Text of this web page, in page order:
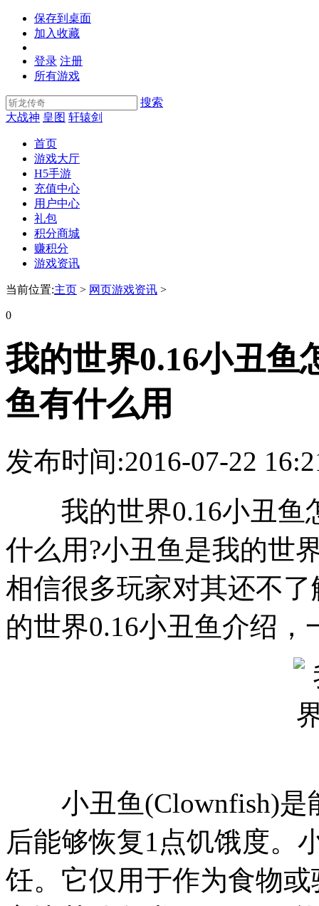
保存到桌面
加入收藏
登录 注册
所有游戏
搜索
大战神 皇图 轩辕剑
首页
游戏大厅
H5手游
充值中心
用户中心
礼包
积分商城
赚积分
游戏资讯
当前位置:主页 > 网页游戏资讯 >
0
我的世界0.16小丑鱼
鱼有什么用
发布时间:2016-07-22
我的世界0.16小丑鱼
什么用?小丑鱼是我的世
相信很多玩家对其还不
的世界0.16小丑鱼介绍，
小丑鱼(Clownfish)是
后能够恢复1点饥饿度。
饪。它仅用于作为食物